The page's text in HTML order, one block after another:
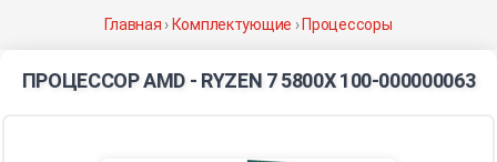
Главная ›Комплектующие ›Процессоры
ПРОЦЕССОР AMD - RYZEN 7 5800X 100-000000063